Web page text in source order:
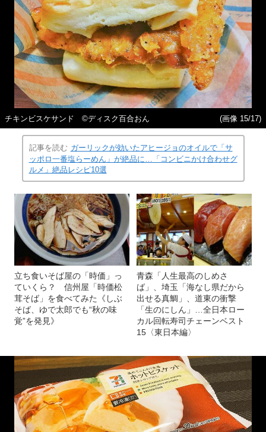
チキンビスケサンド ©ディスク百合おん (画像 15/17)
記事を読む ガーリックが効いたアヒージョのオイルで「サ
ッポロ一番塩らーめん」が絶品に…「コンビニかけ合わせグ
ルメ」絶品レシピ10選
立ち食いそば屋の「時価」っ
ていくら？ 信州屋「時価松
茸そば」を食べてみた《しぶ
そば、ゆで太郎でも“秋の味
覚”を発見》
青森「人生最高のしめさ
ば」、埼玉「海なし県だから
出せる真鯛」、道東の衝撃
「生のにしん」…全日本ロー
カル回転寿司チェーンベスト
15〈東日本編〉